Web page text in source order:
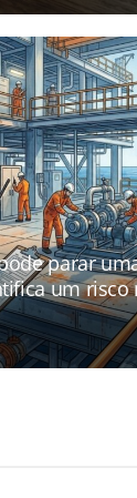
parar
um risco